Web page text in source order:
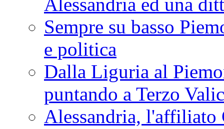
Sempre su basso
e politica
Dalla Liguria al
puntando a Terzo
Alessandria, l'affiliato